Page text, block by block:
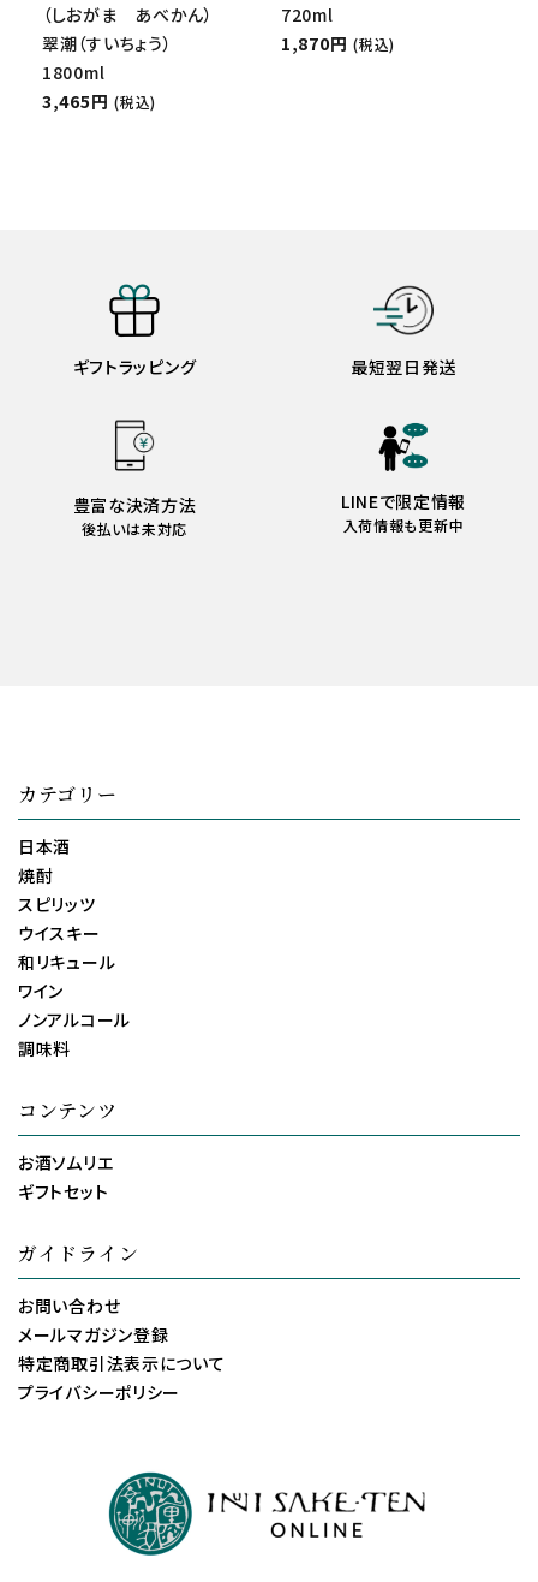
（しおがま あべかん）
翠潮（すいちょう）
1800ml
3,465円 (税込)
720ml
1,870円 (税込)
ギフトラッピング 最短翌日発送
豊富な決済方法
後払いは未対応
LINEで限定情報
入荷情報も更新中
カテゴリー
日本酒
焼酎
スピリッツ
ウイスキー
和リキュール
ワイン
ノンアルコール
調味料
コンテンツ
お酒ソムリエ
ギフトセット
ガイドライン
お問い合わせ
メールマガジン登録
特定商取引法表示について
プライバシーポリシー